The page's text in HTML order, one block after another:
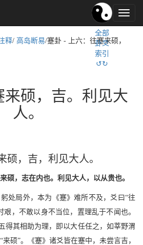
易
经
全部
卦爻
索引
↺↻
释/ 高岛断易/蹇卦 - 上六：往蹇来硕，
来硕，吉。利见大
人。
硕，吉，利见大人。
硕，志在内也。利见大人，以从贵也。
躬处局外，本为《蹇》难所不及，爻曰“往
艰，不敢以身不当位，置理乱于不闻也。
得其相助为理，即以大任任之，如莘野渭
硕”。《蹇》诸爻皆在蹇中，未尝言吉，